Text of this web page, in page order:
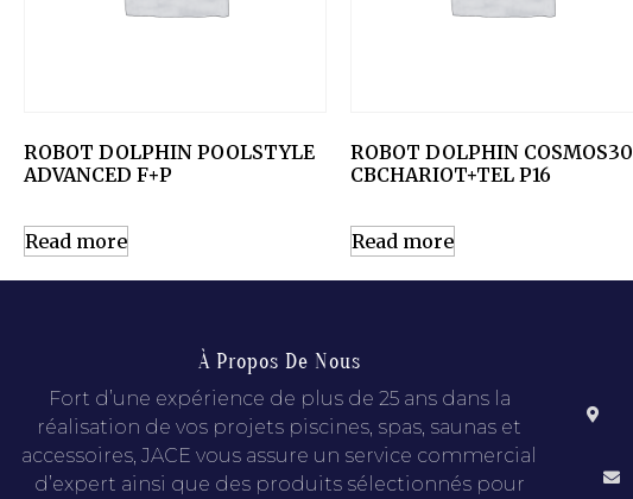
ROBOT DOLPHIN POOLSTYLE
ADVANCED F+P
Read more
ROBOT DOLPHIN COSMOS30
CBCHARIOT+TEL P16
Read more
À Propos De Nous
Fort d’une expérience de plus de 25 ans dans la
réalisation de vos projets piscines, spas, saunas et
accessoires, JACE vous assure un service commercial
d’expert ainsi que des produits sélectionnés pour